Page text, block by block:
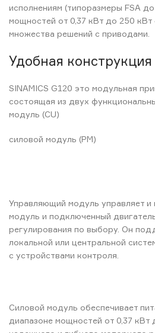
исполнениям (типоразмеры FSA
мощностей от 0,37 кВт до 250
множества решений с приводами.
Удобная конструкция
SINAMICS G120 это модульная
состоящая из двух
модуль (CU)
силовой модуль (PM)
Управляющий модуль управляет и
модуль и подключенный
регулирования по выбору. Он
локальной или центральной
с устройствами контроля.
Силовой модуль обеспечивает
диапазоне мощностей от 0,37 кВт